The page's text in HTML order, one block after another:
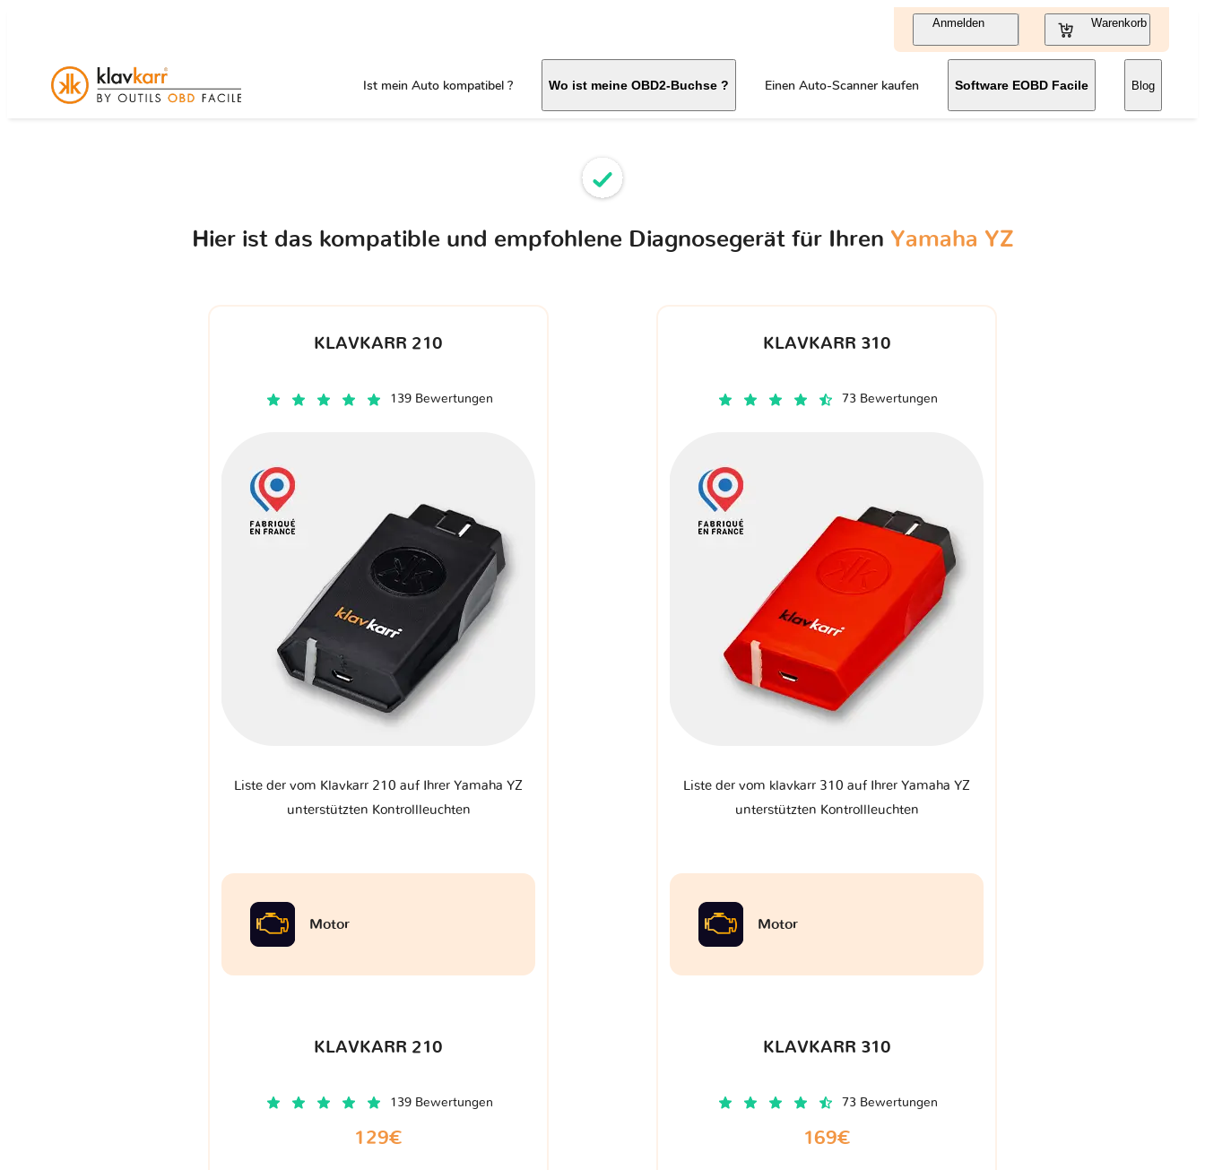
Anmelden Warenkorb
Ist mein Auto kompatibel ? Wo ist meine OBD2-Buchse ? Einen Auto-Scanner kaufen Software EOBD Facile Blog
Hier ist das kompatible und empfohlene Diagnosegerät für Ihren Yamaha YZ
KLAVKARR 210
139 Bewertungen
Liste der vom Klavkarr 210 auf Ihrer Yamaha YZ
unterstützten Kontrollleuchten
Motor
KLAVKARR 210
139 Bewertungen
129€
KLAVKARR 310
73 Bewertungen
Liste der vom klavkarr 310 auf Ihrer Yamaha YZ
unterstützten Kontrollleuchten
Motor
KLAVKARR 310
73 Bewertungen
169€